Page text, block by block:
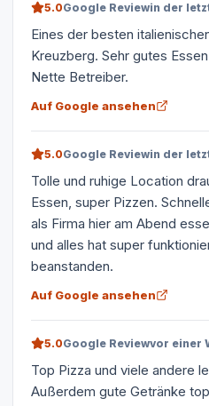
5.0Google Reviewin der
Eines der besten
Kreuzberg. Sehr gutes
Nette Betreiber.
Auf Google ansehen
5.0Google Reviewin der
Tolle und ruhige Location
Essen, super Pizzen.
als Firma hier am Abend
und alles hat super
beanstanden.
Auf Google ansehen
5.0Google Reviewvor einer
Top Pizza und viele andere
Außerdem gute Getränke